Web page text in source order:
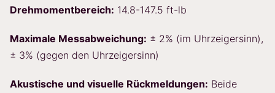
Drehmomentbereich: 14.8-147.5 ft-lb
Maximale Messabweichung: ± 2% (im Uhrzeigersinn),
± 3% (gegen den Uhrzeigersinn)
Akustische und visuelle Rückmeldungen: Beide